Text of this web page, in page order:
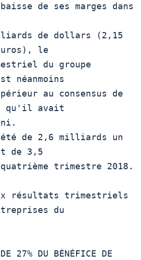
de ses marges dans
le
du groupe
néanmoins
au consensus de
qu'il avait
de 3,5
trimestre 2018.
du